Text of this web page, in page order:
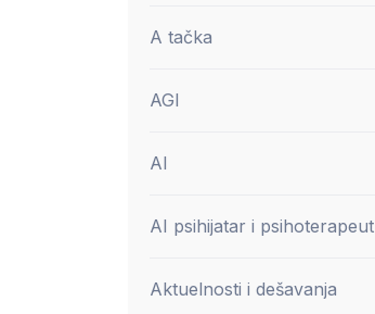
A tačka
AGI
AI
AI psihijatar i psihoterapeut
Aktuelnosti i dešavanja